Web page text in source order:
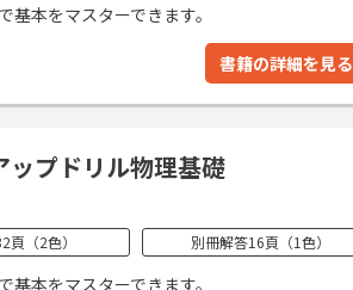
基本をマスターできます。
書籍の詳細を見る
ップドリル物理基礎
頁（2色） 別冊解答16頁（1色）
基本をマスターできます。